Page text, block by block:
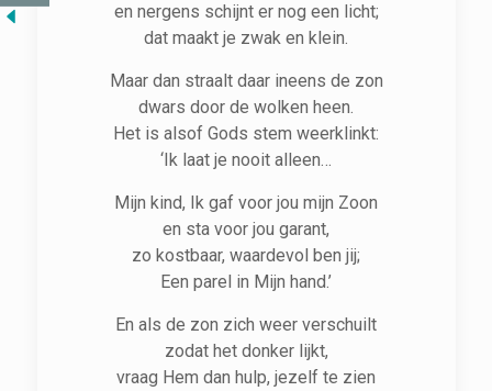
en nergens schijnt er nog een licht;
dat maakt je zwak en klein.
Maar dan straalt daar ineens de zon
dwars door de wolken heen.
Het is alsof Gods stem weerklinkt:
‘Ik laat je nooit alleen…
Mijn kind, Ik gaf voor jou mijn Zoon
en sta voor jou garant,
zo kostbaar, waardevol ben jij;
Een parel in Mijn hand.’
En als de zon zich weer verschuilt
zodat het donker lijkt,
vraag Hem dan hulp, jezelf te zien